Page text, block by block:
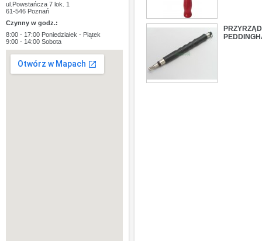
ul.Powstańcza 7 lok. 1
61-546 Poznań
Czynny w godz.:
8:00 - 17:00 Poniedziałek - Piątek
9:00 - 14:00 Sobota